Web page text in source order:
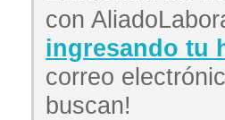
con
ingresando tu
correo
buscan!